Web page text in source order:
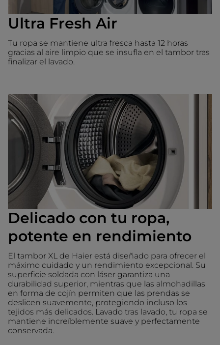
Ultra Fresh Air
Tu ropa se mantiene ultra fresca hasta 12 horas
gracias al aire limpio que se insufla en el tambor tras
finalizar el lavado.
Delicado con tu ropa,
potente en rendimiento
El tambor XL de Haier está diseñado para ofrecer el
máximo cuidado y un rendimiento excepcional. Su
superficie soldada con láser garantiza una
durabilidad superior, mientras que las almohadillas
en forma de cojín permiten que las prendas se
deslicen suavemente, protegiendo incluso los
tejidos más delicados. Lavado tras lavado, tu ropa se
mantiene increíblemente suave y perfectamente
conservada.